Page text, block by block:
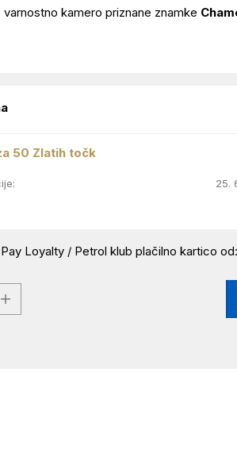
kamero priznane znamke
50 Zlatih točk
25.
Loyalty / Petrol klub plačilno kartico od: